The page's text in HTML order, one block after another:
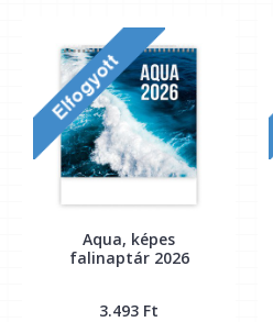
Aqua, képes
falinaptár 2026
3.493 Ft